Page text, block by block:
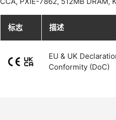
标志 描述
EU & UK
Conformity (DoC)